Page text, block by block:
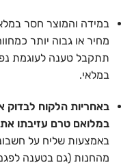
במידה והמוצר חסר
מחיר או גבוה יותר
תתקבל טענה לעוגמת
במלאי.
באחריות הלקוח לבדוק
במלואם טרם עזיבתו
באמצעות שליח על
מהחנות (גם בטענה